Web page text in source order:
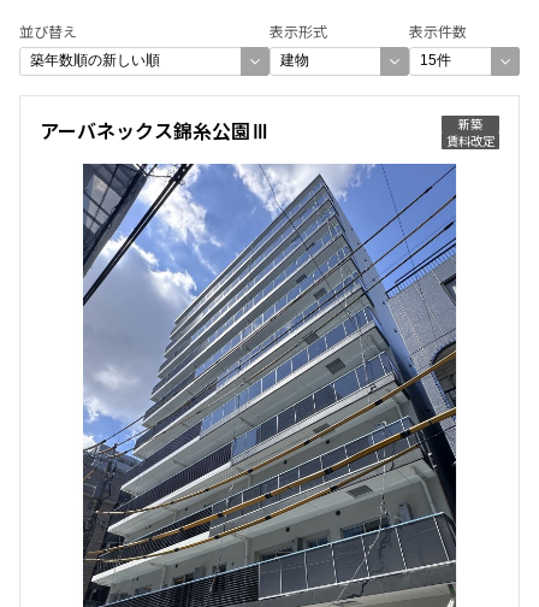
並び替え 表示形式 表示件数
新築
賃料改定
アーバネックス錦糸公園Ⅲ